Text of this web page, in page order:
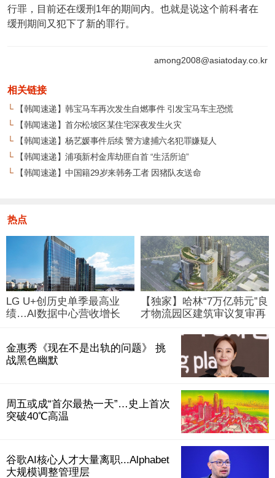
行罪，目前还在缓刑1年的期间内。也就是说这个前科者在
缓刑期间又犯下了新的罪行。
among2008@asiatoday.co.kr
相关链接
└【韩闻速递】韩宝马车再次发生自燃事件 引发宝马车主恐慌
└【韩闻速递】首尔松坡区某住宅深夜发生火灾
└【韩闻速递】杨艺媛事件后续 警方逮捕六名犯罪嫌疑人
└【韩闻速递】浦项新村金库劫匪自首 “生活所迫”
└【韩闻速递】中国籍29岁来韩务工者 因猪队友送命
热点
LG U+创历史单季最高业
绩…AI数据中心营收增长
【独家】哈林“7万亿韩元”良
才物流园区建筑审议复审再
金惠秀《现在不是出轨的问题》 挑
战黑色幽默
周五或成“首尔最热一天”…史上首次
突破40℃高温
谷歌AI核心人才大量离职...Alphabet
大规模调整管理层